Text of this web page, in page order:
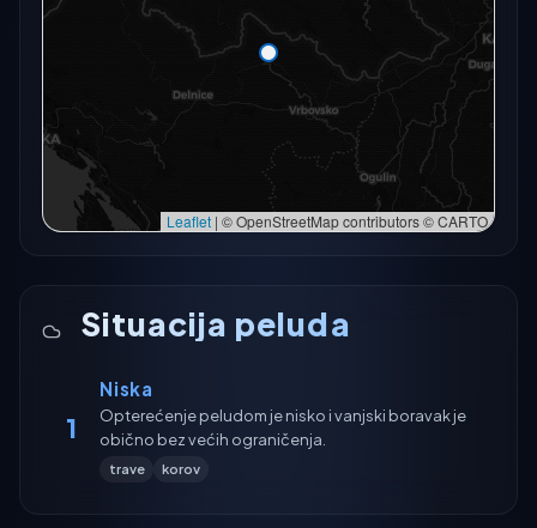
Otvori u punoj karti
Pokušaj ponovno
Otvori u punoj karti →
Leaflet | © OpenStreetMap contributors © CARTO
Situacija peluda
1
Niska
Opterećenje peludom je nisko i vanjski boravak je
obično bez većih ograničenja.
trave korov